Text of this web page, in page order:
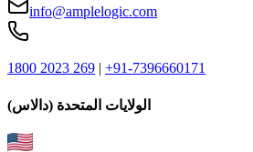
info@amplelogic.com
1800 2023 269 +91-7396660171
الولايات المتحدة (دالاس)